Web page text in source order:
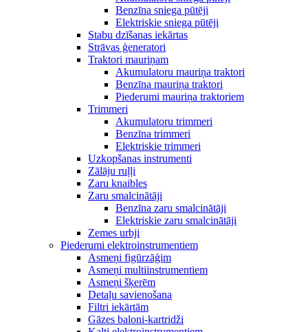
Benzīna sniega pūtēji
Elektriskie sniega pūtēji
Stabu dzīšanas iekārtas
Strāvas ģeneratori
Traktori mauriņam
Akumulatoru mauriņa traktori
Benzīna mauriņa traktori
Piederumi mauriņa traktoriem
Trimmeri
Akumulatoru trimmeri
Benzīna trimmeri
Elektriskie trimmeri
Uzkopšanas instrumenti
Zālāju ruļļi
Zaru knaibles
Zaru smalcinātāji
Benzīna zaru smalcinātāji
Elektriskie zaru smalcinātāji
Zemes urbji
Piederumi elektroinstrumentiem
Asmeņi figūrzāģim
Asmeņi multiinstrumentiem
Asmeņi šķerēm
Detaļu savienošana
Filtri iekārtām
Gāzes baloni-kartridži